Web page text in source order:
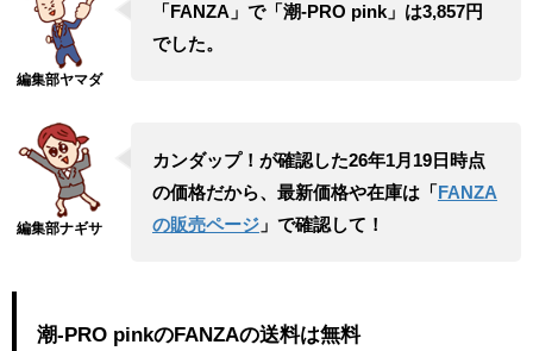
「FANZA」で「潮-PRO pink」は3,857円
でした。
カンダップ！が確認した26年1月19日時点
の価格だから、最新価格や在庫は「FANZA
の販売ページ」で確認して！
潮-PRO pinkのFANZAの送料は無料